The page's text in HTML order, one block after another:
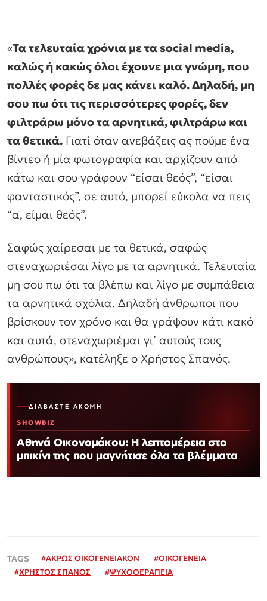
«Τα τελευταία χρόνια με τα social media,
καλώς ή κακώς όλοι έχουνε μια γνώμη, που
πολλές φορές δε μας κάνει καλό. Δηλαδή, μη
σου πω ότι τις περισσότερες φορές, δεν
φιλτράρω μόνο τα αρνητικά, φιλτράρω και
τα θετικά. Γιατί όταν ανεβάζεις ας πούμε ένα
βίντεο ή μία φωτογραφία και αρχίζουν από
κάτω και σου γράφουν “είσαι θεός”, “είσαι
φανταστικός”, σε αυτό, μπορεί εύκολα να πεις
“α, είμαι θεός”.
Σαφώς χαίρεσαι με τα θετικά, σαφώς
στεναχωριέσαι λίγο με τα αρνητικά. Τελευταία
μη σου πω ότι τα βλέπω και λίγο με συμπάθεια
τα αρνητικά σχόλια. Δηλαδή άνθρωποι που
βρίσκουν τον χρόνο και θα γράψουν κάτι κακό
και αυτά, στεναχωριέμαι γι’ αυτούς τους
ανθρώπους», κατέληξε ο Χρήστος Σπανός.
ΔΙΑΒΆΣΤΕ ΑΚΌΜΗ
SHOWBIZ
Αθηνά Οικονομάκου: Η λεπτομέρεια στο
μπικίνι της που μαγνήτισε όλα τα βλέμματα
#ΑΚΡΩΣ ΟΙΚΟΓΕΝΕΙΑΚΟΝ #ΟΙΚΟΓΕΝΕΙΑ
#ΧΡΗΣΤΟΣ ΣΠΑΝΟΣ #ΨΥΧΟΘΕΡΑΠΕΙΑ